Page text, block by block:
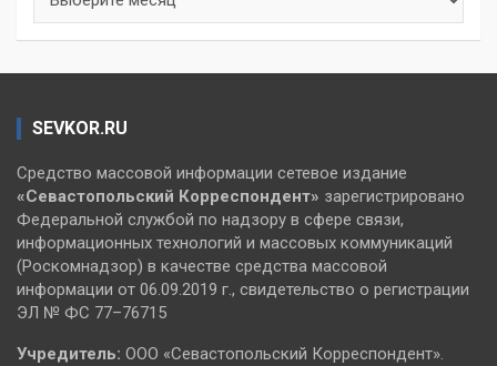
SEVKOR.RU
Средство массовой информации сетевое издание
«Севастопольский Корреспондент» зарегистрировано
Федеральной службой по надзору в сфере связи,
информационных технологий и массовых коммуникаций
(Роскомнадзор) в качестве средства массовой
информации от 06.09.2019 г., свидетельство о регистрации
ЭЛ № ФС 77–76715
Учредитель: ООО «Севастопольский Корреспондент».